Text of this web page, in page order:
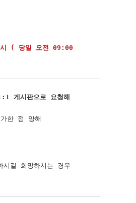
( 당일 오전 09:00
게시판으로 요청해
한 점 양해
길 희망하시는 경우